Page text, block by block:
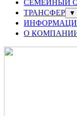
СЕМЕЙНЫЙ
ТРАНСФЕР ▼
О